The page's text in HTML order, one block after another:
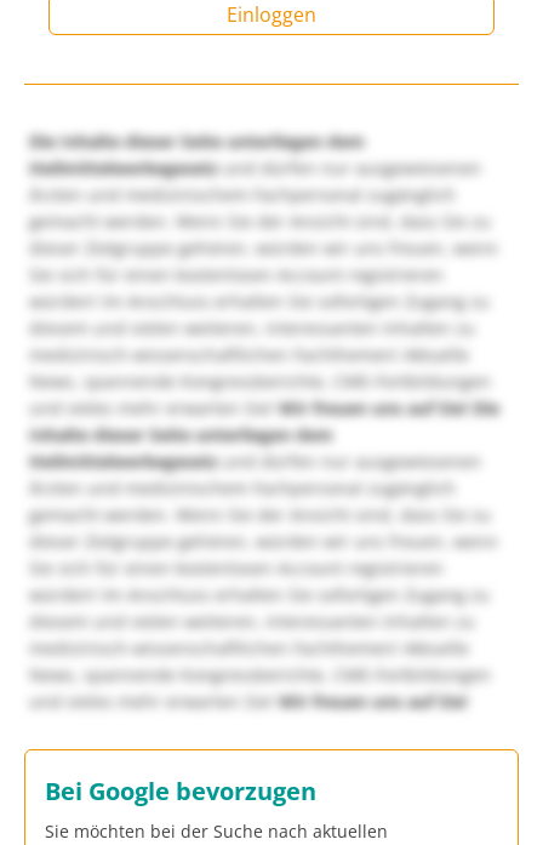
Einloggen
Die Inhalte dieser Seite unterliegen dem
Heilmittelwerbegesetzund dürfen nur ausgewiesenen
Ärzten und medizinischem Fachpersonal zugänglich
gemacht werden. Wenn Sie der Ansicht sind, dass Sie zu
dieser Zielgruppe gehören, würden wir uns freuen, wenn
Sie sich für einen kostenlosen Account registrieren
würden! Im Anschluss erhalten Sie sofortigen Zugang zu
diesem und vielen weiteren, interessanten Inhalten zu
medizinisch-wissenschaftlichen Fachthemen! Aktuelle
News, spannende Kongressberichte, CME-Fortbildungen
und vieles mehr erwarten Sie!Wir freuen uns auf Sie! Die
Inhalte dieser Seite unterliegen dem
Heilmittelwerbegesetzund dürfen nur ausgewiesenen
Ärzten und medizinischem Fachpersonal zugänglich
gemacht werden. Wenn Sie der Ansicht sind, dass Sie zu
dieser Zielgruppe gehören, würden wir uns freuen, wenn
Sie sich für einen kostenlosen Account registrieren
würden! Im Anschluss erhalten Sie sofortigen Zugang zu
diesem und vielen weiteren, interessanten Inhalten zu
medizinisch-wissenschaftlichen Fachthemen! Aktuelle
News, spannende Kongressberichte, CME-Fortbildungen
und vieles mehr erwarten Sie!Wir freuen uns auf Sie!
Bei Google bevorzugen
Sie möchten bei der Suche nach aktuellen